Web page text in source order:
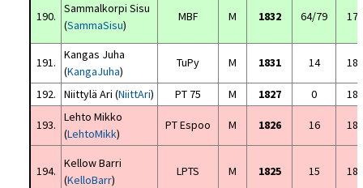
190.
Sammalkorpi Sisu
(SammaSisu)
MBF M 1832 64/79
191.
Kangas Juha
(KangaJuha)
TuPy M 1831 14
192. Niittylä Ari (NiittAri) PT 75 M 1827 0
193.
Lehto Mikko
(LehtoMikk)
PT Espoo M 1826 16
194.
Kellow Barri
(KelloBarr)
LPTS M 1825 15